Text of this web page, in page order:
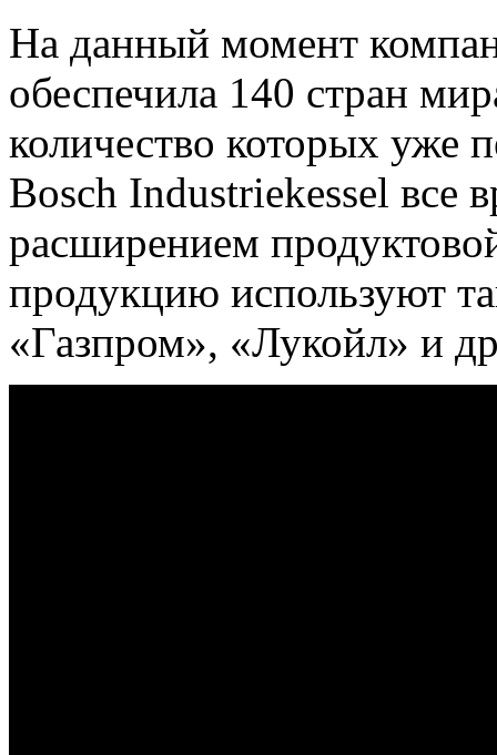
На данный момент
обеспечила 140 стран
количество которых уже
Bosch Industriekessel все
расширением
продукцию используют
«Газпром», «Лукойл» и